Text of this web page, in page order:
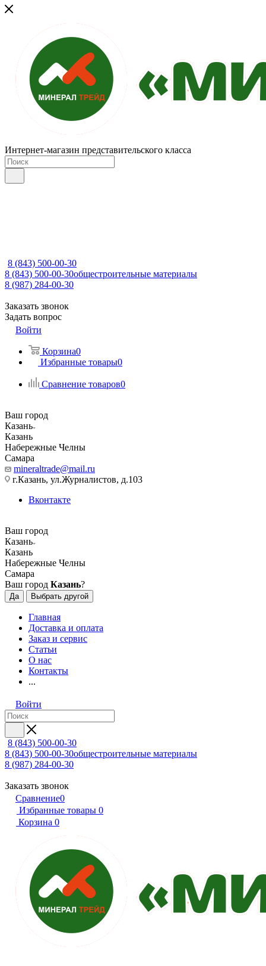
Интернет-магазин представительского класса
8 (843) 500-00-30
8 (843) 500-00-30общестроительные материалы
8 (987) 284-00-30
Заказать звонок
Задать вопрос
Войти
Корзина0
Избранные товары0
Сравнение товаров0
Ваш город
Казань
Казань
Набережные Челны
Самара
mineraltrade@mail.ru
г.Казань, ул.Журналистов, д.103
Вконтакте
Ваш город
Казань
Казань
Набережные Челны
Самара
Ваш город Казань?
Да Выбрать другой
Главная
Доставка и оплата
Заказ и сервис
Статьи
О нас
Контакты
...
Войти
8 (843) 500-00-30
8 (843) 500-00-30общестроительные материалы
8 (987) 284-00-30
Заказать звонок
Сравнение0
Избранные товары 0
Корзина 0